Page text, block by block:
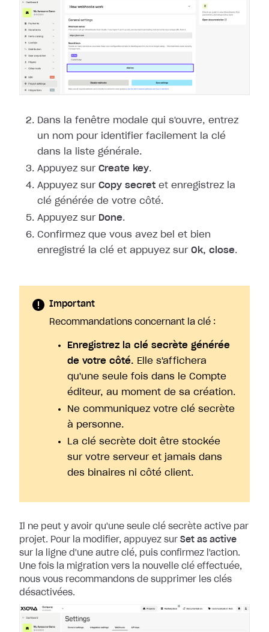
Dans la fenêtre modale qui s'ouvre, entrez
un nom pour identifier facilement la clé
dans la liste générale.
Appuyez sur Create key.
Appuyez sur Copy secret et enregistrez la
clé générée de votre côté.
Appuyez sur Done.
Confirmez que vous avez bel et bien
enregistré la clé et appuyez sur Ok, close.
Important
Recommandations concernant la clé :
Enregistrez la clé secrète générée
de votre côté. Elle s'affichera
qu'une seule fois dans le Compte
éditeur, au moment de sa création.
Ne communiquez votre clé secrète
à personne.
La clé secrète doit être stockée
sur votre serveur et jamais dans
des binaires ni côté client.
Il ne peut y avoir qu'une seule clé secrète active par
projet. Pour la modifier, appuyez sur Set as active
sur la ligne d'une autre clé, puis confirmez l'action.
Une fois la migration vers la nouvelle clé effectuée,
nous vous recommandons de supprimer les clés
désactivées.